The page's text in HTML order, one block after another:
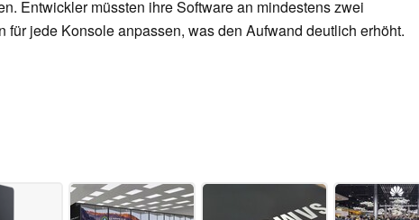
Entwickler müssten ihre Software an mindestens zwei
für jede Konsole anpassen, was den Aufwand deutlich erhöht.